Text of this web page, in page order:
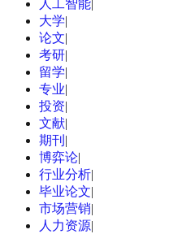
人工智能|
大学|
论文|
考研|
留学|
专业|
投资|
文献|
期刊 |
博弈论|
行业分析|
毕业论文|
市场营销|
人力资源|